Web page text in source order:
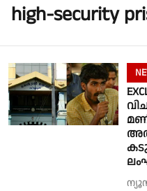
high-security